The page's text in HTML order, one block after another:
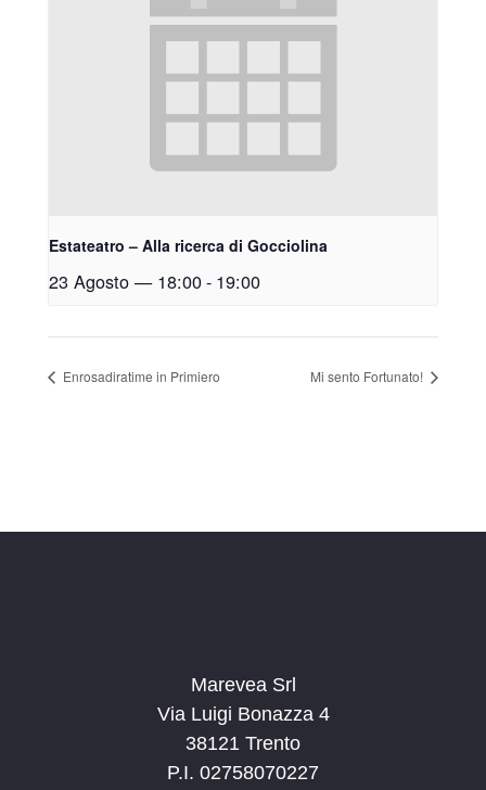
Estateatro – Alla ricerca di Gocciolina
23 Agosto — 18:00- 19:00
Enrosadiratime in Primiero Mi sento Fortunato!
Marevea Srl
Via Luigi Bonazza 4
38121 Trento
P.I. 02758070227